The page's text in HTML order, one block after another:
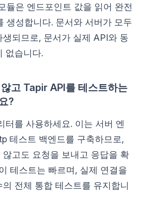
듈은 엔드포인트 값을 읽어 완전
생성합니다. 문서와 서버가 모두
되므로, 문서가 실제 API와 동
없습니다.
고 Tapir API를 테스트하는
?
터를 사용하세요. 이는 서버 엔
테스트 백엔드를 구축하므로,
않고도 요청을 보내고 응답을 확
테스트는 빠르며, 실제 연결을
전체 통합 테스트를 유지합니